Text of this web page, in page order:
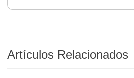
Artículos Relacionados